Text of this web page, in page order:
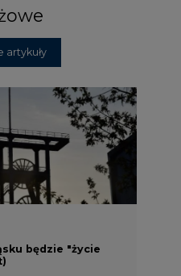
artykuły
będzie "życie